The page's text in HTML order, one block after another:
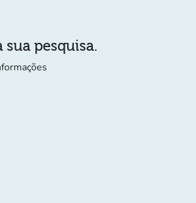
pesquisa.